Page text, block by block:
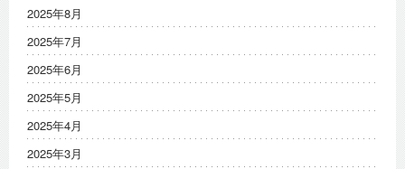
2025年8月
2025年7月
2025年6月
2025年5月
2025年4月
2025年3月